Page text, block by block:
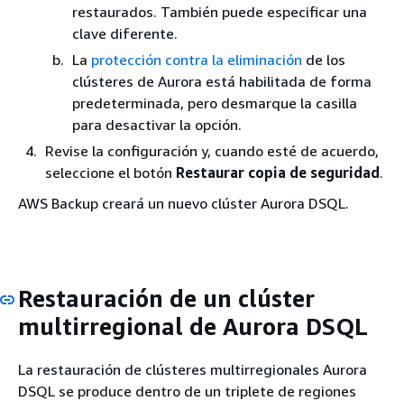
restaurados. También puede especificar una
clave diferente.
La protección contra la eliminación de los
clústeres de Aurora está habilitada de forma
predeterminada, pero desmarque la casilla
para desactivar la opción.
Revise la configuración y, cuando esté de acuerdo,
seleccione el botón Restaurar copia de seguridad .
AWS Backup creará un nuevo clúster Aurora DSQL.
Restauración de un clúster
multirregional de Aurora DSQL
La restauración de clústeres multirregionales Aurora
DSQL se produce dentro de un triplete de regiones